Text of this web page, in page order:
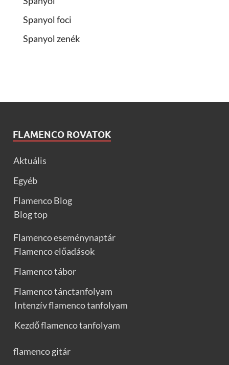
Spanyol foci
Spanyol zenék
FLAMENCO ROVATOK
Aktuális
Egyéb
Flamenco Blog
Blog top
Flamenco eseménynaptár
Flamenco előadások
Flamenco tábor
Flamenco tánctanfolyam
Intenzív flamenco tanfolyam
Kezdő flamenco tanfolyam
flamenco gitár